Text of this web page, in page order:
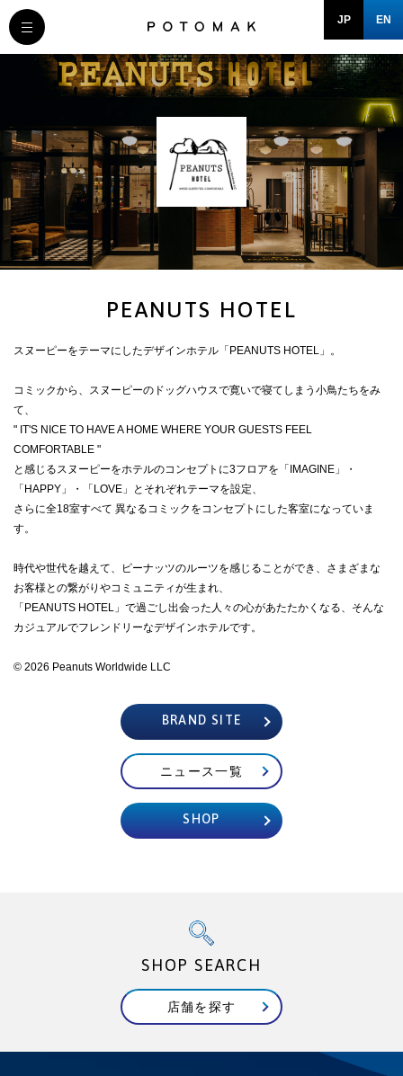
JP EN
MESSAGE
COMPANY
BRAND/SHOP
DOMAIN
CLOSE
PEANUTS HOTEL
スヌーピーをテーマにしたデザインホテル「PEANUTS HOTEL」。
コミックから、スヌーピーのドッグハウスで寛いで寝てしまう小鳥たちをみ
て、
" IT'S NICE TO HAVE A HOME WHERE YOUR GUESTS FEEL
COMFORTABLE "
と感じるスヌーピーをホテルのコンセプトに3フロアを「IMAGINE」・
「HAPPY」・「LOVE」とそれぞれテーマを設定、
さらに全18室すべて 異なるコミックをコンセプトにした客室になっていま
す。
時代や世代を越えて、ピーナッツのルーツを感じることができ、さまざまな
お客様との繋がりやコミュニティが生まれ、
「PEANUTS HOTEL」で過ごし出会った人々の心があたたかくなる、そんな
カジュアルでフレンドリーなデザインホテルです。
© 2026 Peanuts Worldwide LLC
BRAND SITE
ニュース一覧
SHOP
SHOP SEARCH
店舗を探す